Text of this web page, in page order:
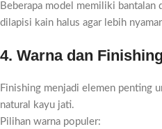
Beberapa model memiliki bantalan
dilapisi kain halus agar lebih
4. Warna dan
Finishing menjadi elemen penting
natural kayu jati.
Pilihan warna populer: